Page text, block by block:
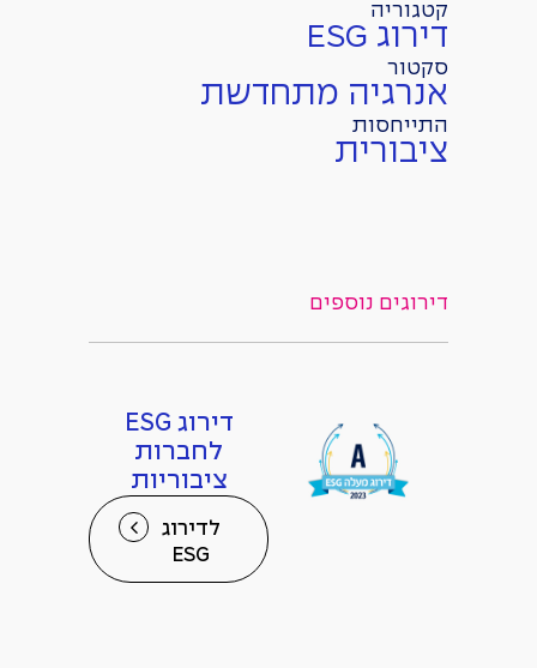
קטגוריה
דירוג ESG
סקטור
אנרגיה מתחדשת
התייחסות
ציבורית
דירוגים נוספים
דירוג ESG
לחברות
ציבוריות
לדירוג
ESG